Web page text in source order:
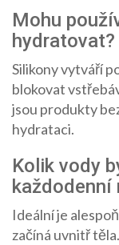
Mohu
hydratovat?
Silikony vytváří
blokovat
jsou produkty
hydrataci.
Kolik vody
každodenní
Ideální je
začíná uvnitř